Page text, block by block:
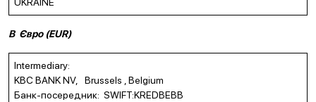
UKRAINE
В Євро (EUR)
Intermediary:
KBC BANK NV, Brussels , Belgium
Банк-посередник: SWIFT:KREDBEBB